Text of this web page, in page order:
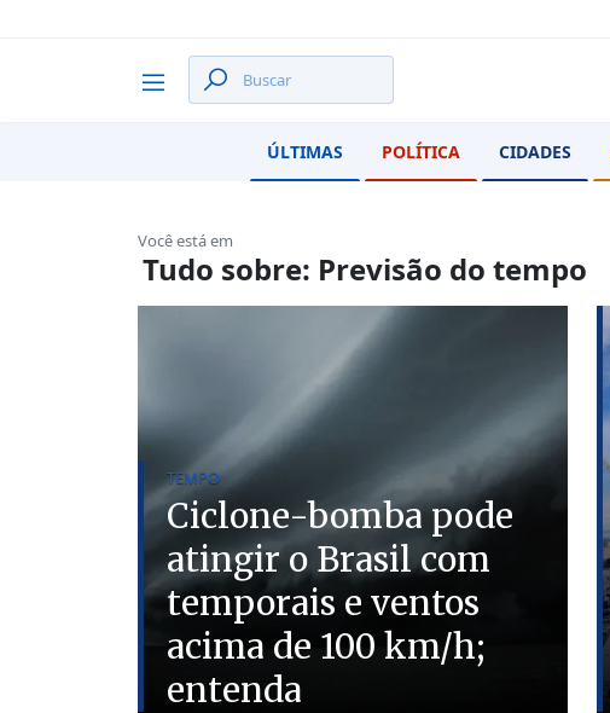
ÚLTIMAS POLÍTICA CIDADES
Você está em
Tudo sobre: Previsão do tempo
TEMPO
Ciclone-bomba pode
atingir o Brasil com
temporais e ventos
acima de 100 km/h;
entenda